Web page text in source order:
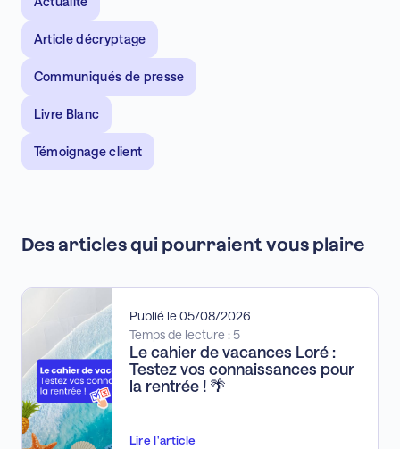
Article décryptage
Communiqués de presse
Livre Blanc
Témoignage client
Des articles qui pourraient vous plaire
Publié le 05/08/2026
Temps de lecture : 5
Le cahier de vacances Loré :
Testez vos connaissances pour
la rentrée ! 🌴
Lire l'article